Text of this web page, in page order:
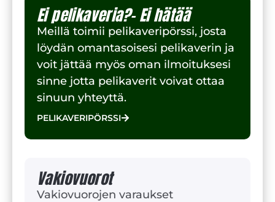
Ei pelikaveria?- Ei hätää
Meillä toimii pelikaveripörssi, josta
löydän omantasoisesi pelikaverin ja
voit jättää myös oman ilmoituksesi
sinne jotta pelikaverit voivat ottaa
sinuun yhteyttä.
PELIKAVERIPÖRSSI
Vakiovuorot
Vakiovuorojen varaukset